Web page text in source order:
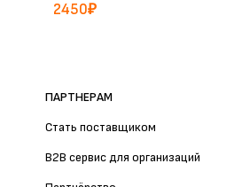
2450₽
ПАРТНЕРАМ
Стать поставщиком
B2B сервис для организаций